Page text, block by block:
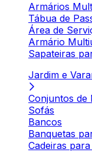
Armários
Tábua de
Área de
Armário
Sapateiras
Jardim e
Conjuntos de
Sofás
Bancos
Banquetas
Cadeiras